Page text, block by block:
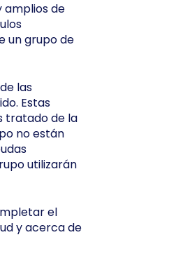
amplios de
un grupo de
las
Estas
tratado de la
no están
utilizarán
el
y acerca de